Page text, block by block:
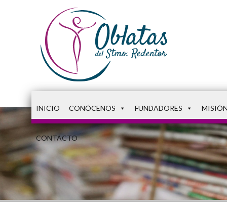
INICIO CONÓCENOS FUNDADORES MISIÓN
CONTACTO